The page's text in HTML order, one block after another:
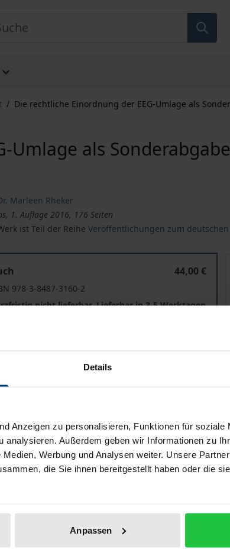
Details
Anzeigen zu personalisieren, Funktionen für soziale
analysieren. Außerdem geben wir Informationen zu
Werbung und Analysen weiter. Unsere
die Sie ihnen bereitgestellt haben oder die
Anpassen
/ Die rechtliche Einordnung der EEG-Umlage als
Umlage als
Marleen Rheker
1. Auflage 2016, 176 Seiten
ist Teil der ReiheVeröffentlichungen zum
44,00 €
978-3-8487-3160-2
nicht lieferbar. Lieferbar in 3-5 Werktagen
inkl. MwSt. Abhängig von der Lieferadresse
Bibliografische Angaben
das Regelungssystem
Kosten. Diese Förderung und somit
untersucht den Rechtscharakter der EEG-